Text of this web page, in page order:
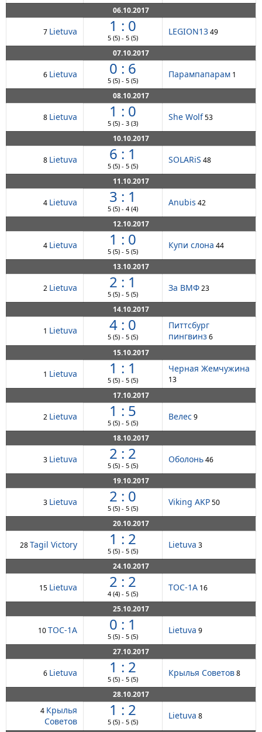
06.10.2017
7 Lietuva 1 : 0
5 (5) - 5 (5)
LEGION1349
07.10.2017
6 Lietuva 0 : 6
5 (5) - 5 (5)
Парампапарам 1
08.10.2017
8 Lietuva 1 : 0
5 (5) - 3 (3)
She Wolf53
10.10.2017
8 Lietuva 6 : 1
5 (5) - 5 (5)
SOLARiS 48
11.10.2017
4 Lietuva 3 : 1
5 (5) - 4 (4)
Anubis 42
12.10.2017
4 Lietuva 1 : 0
5 (5) - 5 (5)
Купи слона 44
13.10.2017
2 Lietuva 2 : 1
5 (5) - 5 (5)
За ВМФ23
14.10.2017
1 Lietuva 4 : 0
5 (5) - 5 (5)
Питтсбург
пингвинз6
15.10.2017
1 Lietuva 1 : 1
5 (5) - 5 (5)
Черная Жемчужина
13
17.10.2017
2 Lietuva 1 : 5
5 (5) - 5 (5)
Велес9
18.10.2017
3 Lietuva 2 : 2
5 (5) - 5 (5)
Оболонь46
19.10.2017
3 Lietuva 2 : 0
5 (5) - 5 (5)
Viking AKP50
20.10.2017
28Tagil Victory 1 : 2
5 (5) - 5 (5)
Lietuva 3
24.10.2017
15 Lietuva 2 : 2
4 (4) - 5 (5)
ТОС-1А 16
25.10.2017
10ТОС-1А 0 : 1
5 (5) - 5 (5)
Lietuva 9
27.10.2017
6 Lietuva 1 : 2
5 (5) - 5 (5)
Крылья Советов8
28.10.2017
4 Крылья
Советов
1 : 2
5 (5) - 5 (5)
Lietuva 8